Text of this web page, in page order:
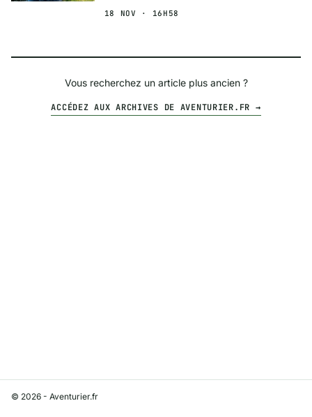
18 NOV · 16H58
Vous recherchez un article plus ancien ?
ACCÉDEZ AUX ARCHIVES DE AVENTURIER.FR →
© 2026 - Aventurier.fr